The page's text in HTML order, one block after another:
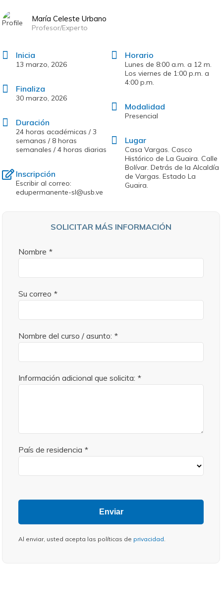
María Celeste Urbano
Profesor/Experto
Inicia
13 marzo, 2026
Finaliza
30 marzo, 2026
Duración
24 horas académicas / 3
semanas / 8 horas
semanales / 4 horas diarias
Inscripción
Escribir al correo:
edupermanente-sl@usb.ve
Horario
Lunes de 8:00 a.m. a 12 m.
Los viernes de 1:00 p.m. a
4:00 p.m.
Modalidad
Presencial
Lugar
Casa Vargas. Casco
Histórico de La Guaira. Calle
Bolívar. Detrás de la Alcaldía
de Vargas. Estado La
Guaira.
SOLICITAR MÁS INFORMACIÓN
Nombre *
Su correo *
Nombre del curso / asunto: *
Información adicional que solicita: *
País de residencia *
Enviar
Al enviar, usted acepta las políticas de privacidad.